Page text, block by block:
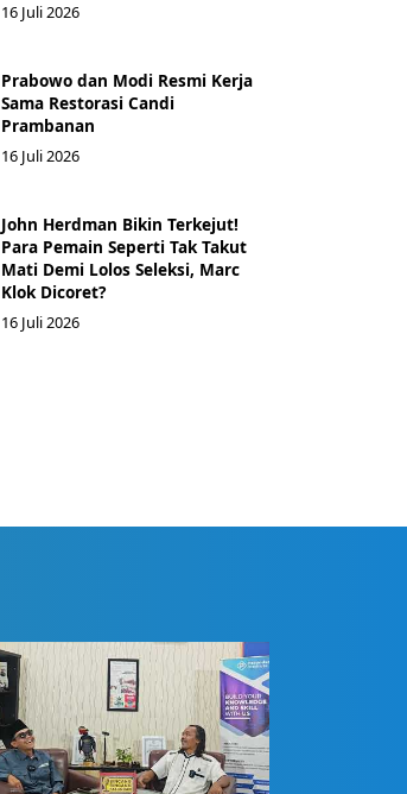
16 Juli 2026
Prabowo dan Modi Resmi Kerja
Sama Restorasi Candi
Prambanan
16 Juli 2026
John Herdman Bikin Terkejut!
Para Pemain Seperti Tak Takut
Mati Demi Lolos Seleksi, Marc
Klok Dicoret?
16 Juli 2026